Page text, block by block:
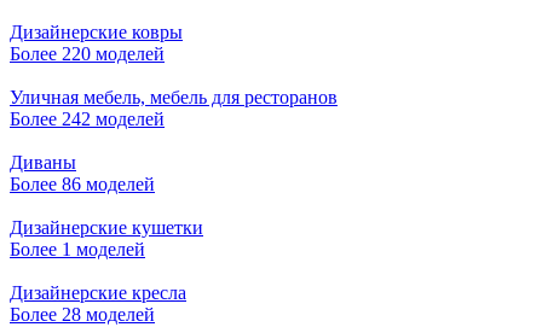
Дизайнерские ковры
Более 220 моделей
Уличная мебель, мебель для ресторанов
Более 242 моделей
Диваны
Более 86 моделей
Дизайнерские кушетки
Более 1 моделей
Дизайнерские кресла
Более 28 моделей